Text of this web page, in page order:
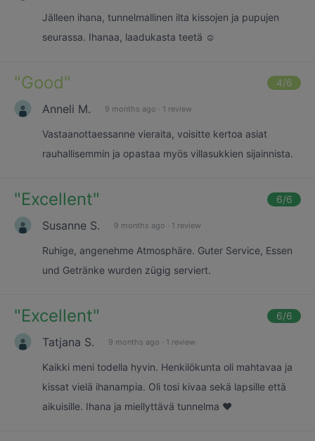
Jälleen ihana, tunnelmallinen ilta kissojen ja pupujen
seurassa. Ihanaa, laadukasta teetä ☺️
"Good" 4/6
Anneli M. 9 months ago · 1 review
Vastaanottaessanne vieraita, voisitte kertoa asiat
rauhallisemmin ja opastaa myös villasukkien sijainnista.
"Excellent" 6/6
Susanne S. 9 months ago · 1 review
Ruhige, angenehme Atmosphäre. Guter Service, Essen
und Getränke wurden zügig serviert.
"Excellent" 6/6
Tatjana S. 9 months ago · 1 review
Kaikki meni todella hyvin. Henkilökunta oli mahtavaa ja
kissat vielä ihanampia. Oli tosi kivaa sekä lapsille että
aikuisille. Ihana ja miellyttävä tunnelma ❤️